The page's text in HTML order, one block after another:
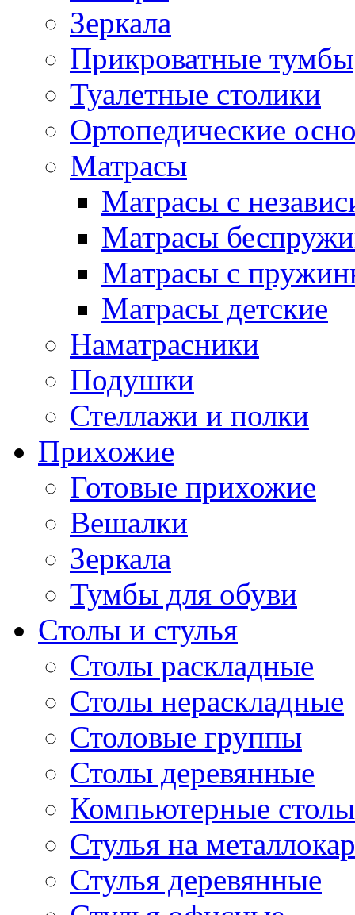
Зеркала
Прикроватные тумбы
Туалетные столики
Ортопедические
Матрасы
Матрасы с
Матрасы
Матрасы с
Матрасы детские
Наматрасники
Подушки
Стеллажи и полки
Прихожие
Готовые прихожие
Вешалки
Зеркала
Тумбы для обуви
Столы и стулья
Столы раскладные
Столы нераскладные
Столовые группы
Столы деревянные
Компьютерные столы
Стулья на
Стулья деревянные